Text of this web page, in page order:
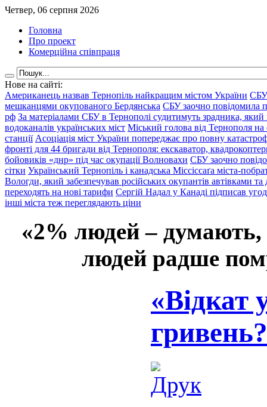
Четвер, 06 серпня 2026
Головна
Про проект
Комерційна співпраця
Нове на сайті:
Американець назвав Тернопіль найкращим містом України СБУ
мешканцями окупованого Бердянська СБУ заочно повідомила
рф За матеріалами СБУ в Тернополі судитимуть зрадника, який
водоканалів українських міст Міський голова від Тернополя
станції Асоціація міст України попереджає про повну
фронті для 44 бригади від Тернополя: екскаватор,
бойовиків «днр» під час окупації Волновахи СБУ заочно
сітки Український Тернопіль і канадська Міссіссаґа міста-
Вологди, який забезпечував російських окупантів автівками
переходять на нові тарифи Сергій Надал у Канаді підписав
інші міста теж переглядають ціни
«2% людей –
людей радше
«Відкат